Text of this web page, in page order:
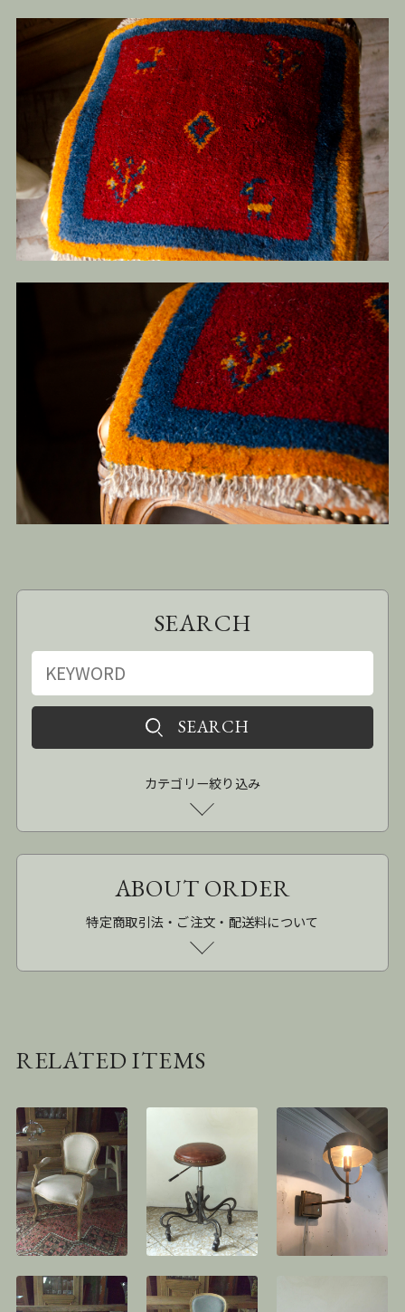
SEARCH
カテゴリー絞り込み
ABOUT ORDER
特定商取引法・ご注文・配送料について
RELATED ITEMS